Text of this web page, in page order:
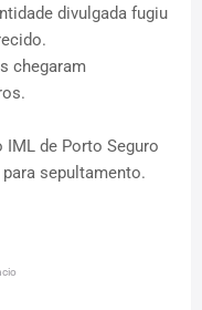
divulgada fugiu
chegaram
de Porto Seguro
sepultamento.